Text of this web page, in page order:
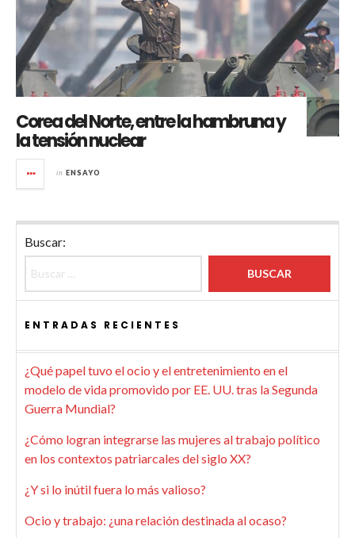
Corea del Norte, entre la hambruna y
la tensión nuclear
in ENSAYO
Buscar:
ENTRADAS RECIENTES
¿Qué papel tuvo el ocio y el entretenimiento en el
modelo de vida promovido por EE. UU. tras la Segunda
Guerra Mundial?
¿Cómo logran integrarse las mujeres al trabajo político
en los contextos patriarcales del siglo XX?
¿Y si lo inútil fuera lo más valioso?
Ocio y trabajo: ¿una relación destinada al ocaso?